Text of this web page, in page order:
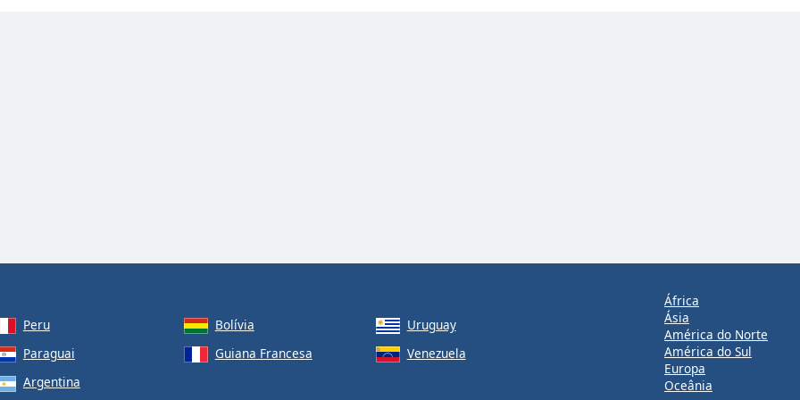
Peru Bolívia
Uruguay
Paraguai Guiana Francesa
Venezuela
Argentina
África
Ásia
América do Norte
América do Sul
Europa
Oceânia